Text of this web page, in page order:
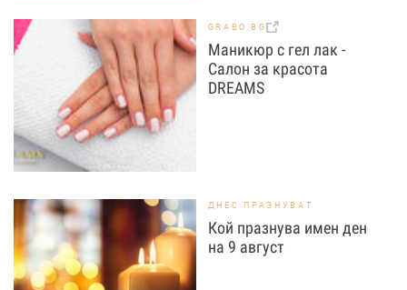
GRABO.BG
Маникюр с гел лак -
Салон за красота
DREAMS
ДНЕС ПРАЗНУВАТ
Кой празнува имен ден
на 9 август